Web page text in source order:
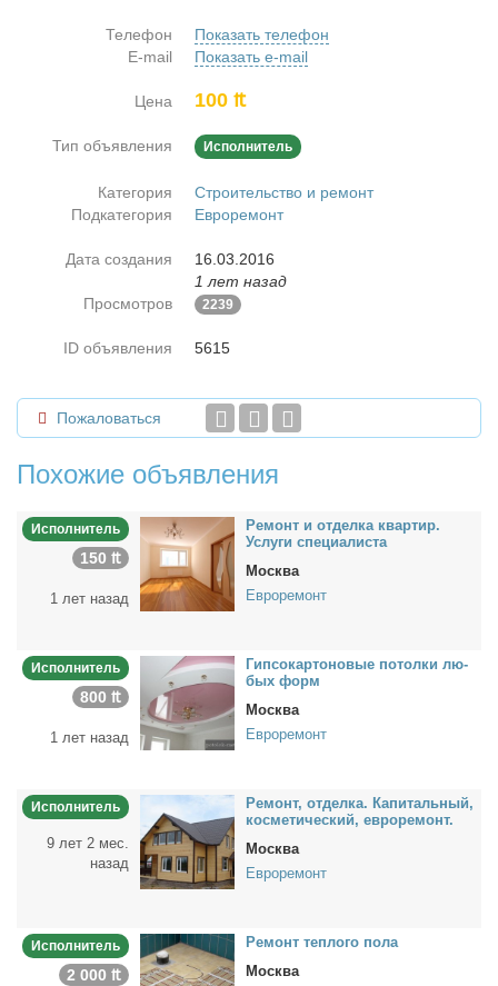
Телефон
Показать телефон
E-mail
Показать e-mail
Цена 100 ₶
Тип объявления Исполнитель
Категория
Строительство и ремонт
Подкатегория
Евроремонт
Дата создания
16.03.2016
1 лет назад
Просмотров
2239
ID объявления 5615
Пожаловаться
Похожие объявления
Исполнитель
150 ₶
1 лет назад
Ре­монт и от­дел­ка квар­тир.
Услу­ги спе­ци­а­ли­ста
Москва
Евроремонт
Исполнитель
800 ₶
1 лет назад
Гип­со­кар­то­но­вые по­тол­ки лю­
бых форм
Москва
Евроремонт
Исполнитель
9 лет 2 мес.
назад
Ре­монт, от­дел­ка. Ка­пи­таль­ный,
кос­ме­ти­че­ский, ев­ро­ре­монт.
Москва
Евроремонт
Исполнитель
2 000 ₶
Ре­монт теп­ло­го по­ла
Москва